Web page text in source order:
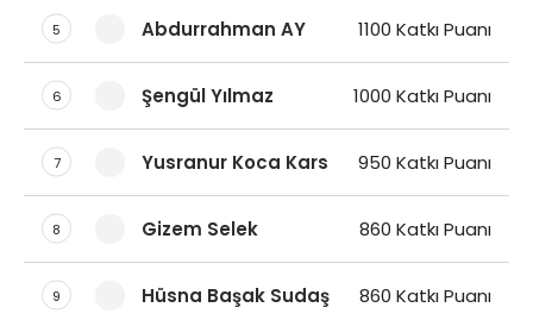
5 Abdurrahman AY 1100 Katkı Puanı
6 Şengül Yılmaz 1000 Katkı Puanı
7 Yusranur Koca Kars 950 Katkı Puanı
8 Gizem Selek 860 Katkı Puanı
9 Hüsna Başak Sudaş 860 Katkı Puanı